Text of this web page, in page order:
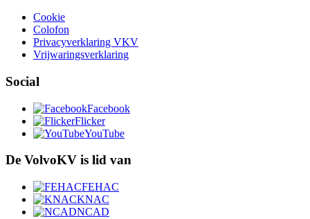
Cookie
Colofon
Privacyverklaring VKV
Vrijwaringsverklaring
Social
Facebook
Flicker
YouTube
De VolvoKV is lid van
FEHAC
KNAC
NCAD